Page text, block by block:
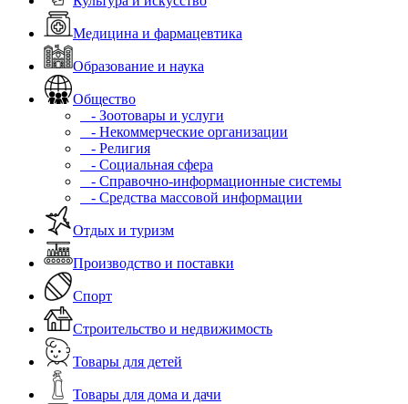
Медицина и фармацевтика
Образование и наука
Общество
- Зоотовары и услуги
- Некоммерческие организации
- Религия
- Социальная сфера
- Справочно-информационные системы
- Средства массовой информации
Отдых и туризм
Производство и поставки
Спорт
Строительство и недвижимость
Товары для детей
Товары для дома и дачи